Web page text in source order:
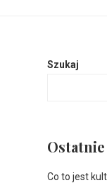
Szukaj
Co to jest